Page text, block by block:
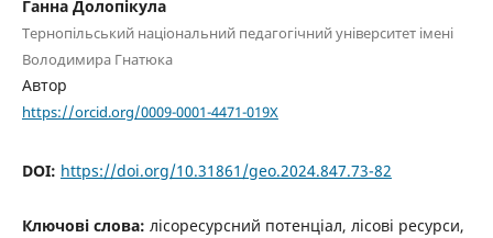
Ганна Долопікула
Тернопільський національний педагогічний університет імені
Володимира Гнатюка
Автор
https://orcid.org/0009-0001-4471-019X
DOI: https://doi.org/10.31861/geo.2024.847.73-82
Ключові слова: лісоресурсний потенціал, лісові ресурси,